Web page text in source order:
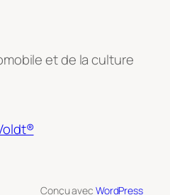
et de la culture
Conçu avec WordPress